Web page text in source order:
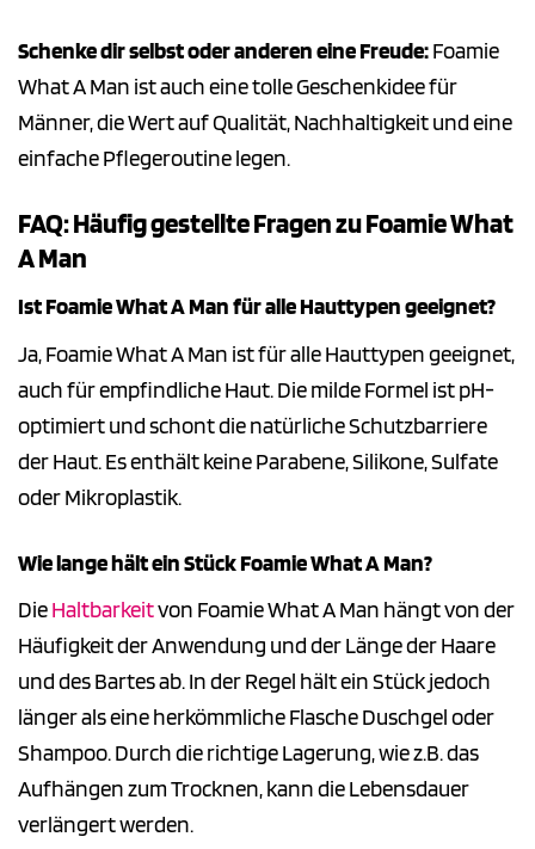
Schenke dir selbst oder anderen eine Freude:Foamie
What A Man ist auch eine tolle Geschenkidee für
Männer, die Wert auf Qualität, Nachhaltigkeit und eine
einfache Pflegeroutine legen.
FAQ: Häufig gestellte Fragen zu Foamie What
A Man
Ist Foamie What A Man für alle Hauttypen geeignet?
Ja, Foamie What A Man ist für alle Hauttypen geeignet,
auch für empfindliche Haut. Die milde Formel ist pH-
optimiert und schont die natürliche Schutzbarriere
der Haut. Es enthält keine Parabene, Silikone, Sulfate
oder Mikroplastik.
Wie lange hält ein Stück Foamie What A Man?
DieHaltbarkeitvon Foamie What A Man hängt von der
Häufigkeit der Anwendung und der Länge der Haare
und des Bartes ab. In der Regel hält ein Stück jedoch
länger als eine herkömmliche Flasche Duschgel oder
Shampoo. Durch die richtige Lagerung, wie z.B. das
Aufhängen zum Trocknen, kann die Lebensdauer
verlängert werden.